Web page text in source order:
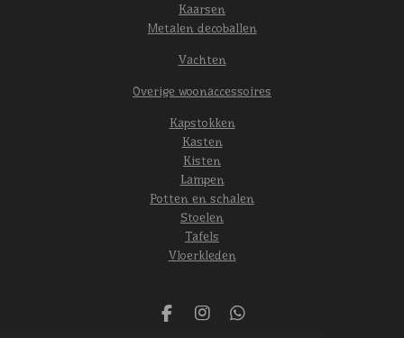
Kaarsen
Metalen decoballen
Vachten
Overige woonaccessoires
Kapstokken
Kasten
Kisten
Lampen
Potten en schalen
Stoelen
Tafels
Vloerkleden
F
I
W